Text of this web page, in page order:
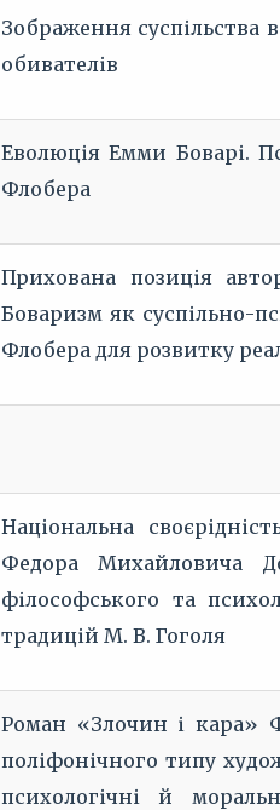
Зображення суспільства
обивателів
Еволюція Емми Боварі.
Флобера
Прихована позиція
Боваризм як суспільно-
Флобера для розвитку
Національна
Федора Михайловича
філософського та
традицій М. В. Гоголя
Роман «Злочин і кара»
поліфонічного типу
психологічні й